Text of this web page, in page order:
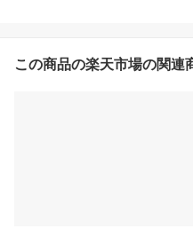
この商品の楽天市場の関連